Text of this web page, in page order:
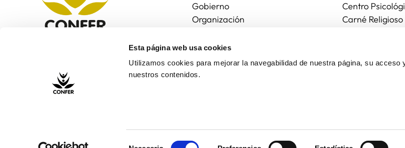
Esta página web usa cookies
Utilizamos cookies para mejorar la navegabilidad de nuestra página, su acceso
nuestros contenidos.
Gobierno
Organización
Entornos seguros
Contacto
Centro
Carné Religioso
Actividades